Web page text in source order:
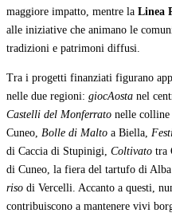
maggiore impatto, mentre la Linea
alle iniziative che animano le
tradizioni e patrimoni diffusi.
Tra i progetti finanziati figurano
nelle due regioni: giocAosta nel
Castelli del Monferrato nelle colline
Cuneo, Bolle di Malto a Biella,
di Caccia di Stupinigi, Coltivato tra
di Cuneo, la fiera del tartufo di
riso di Vercelli. Accanto a questi,
contribuiscono a mantenere vivi